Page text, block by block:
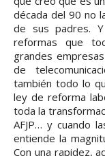
década del 90 no
de sus padres.
reformas que
grandes
de
también todo lo
ley de reforma
toda la
AFJP… y cuando
entiende la
Con una rapidez,